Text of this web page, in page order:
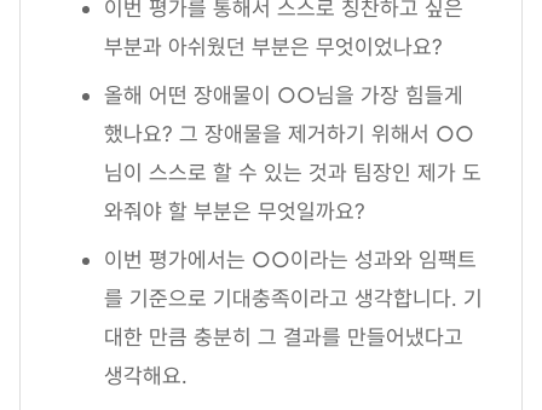
이번 평가를 통해서 스스로 칭찬하고 싶은
부분과 아쉬웠던 부분은 무엇이었나요?
올해 어떤 장애물이 ○○님을 가장 힘들게
했나요? 그 장애물을 제거하기 위해서 ○○
님이 스스로 할 수 있는 것과 팀장인 제가 도
와줘야 할 부분은 무엇일까요?
이번 평가에서는 ○○이라는 성과와 임팩트
를 기준으로 기대충족이라고 생각합니다. 기
대한 만큼 충분히 그 결과를 만들어냈다고
생각해요.